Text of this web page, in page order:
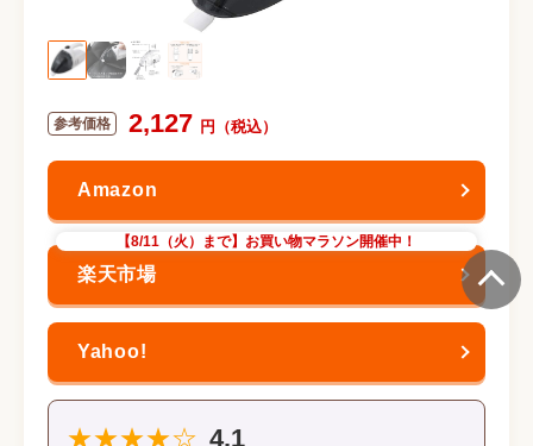
2,127
【8/11（火）まで】お買い物マラソン開催中！
★★★★☆ 4.1